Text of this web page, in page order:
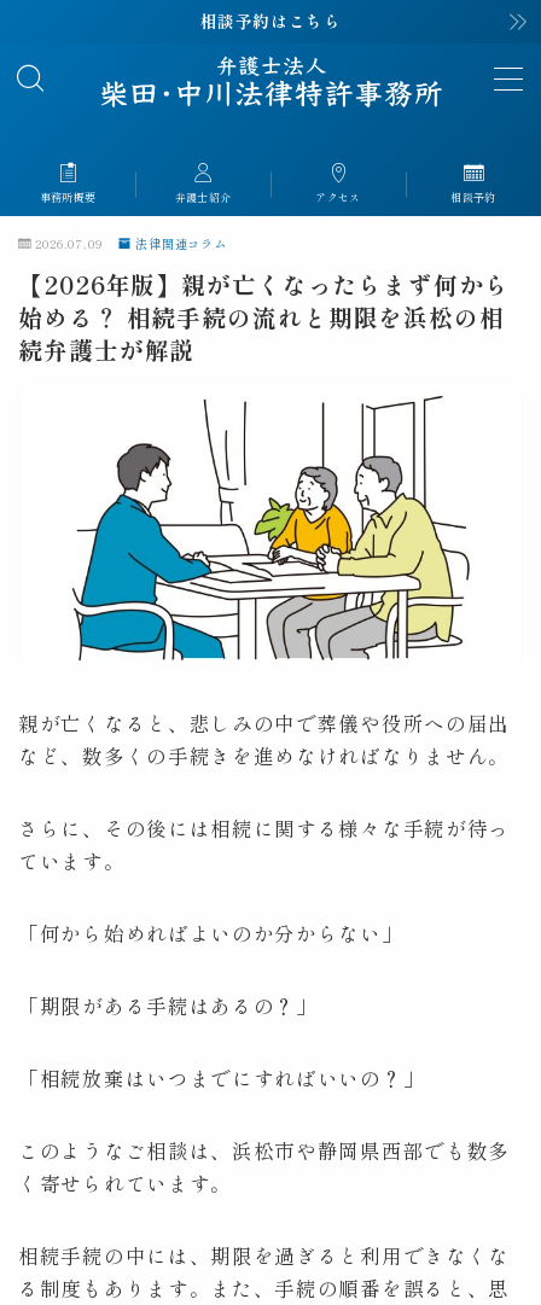
相談予約はこちら
MENU
事務所概要 About
弁護士紹介 Profile
解決事例 Case
解決事例｜離婚
解決事例｜交通事故
解決事例｜労災
解決事例｜刑事事件
顧問契約 Counsel
Fee
取扱分野 Practice
コラム
相談予約 Contact
Tel:053-450-3055
事務所概要 弁護士紹介 アクセス 相談予約
2026.07.09 法律関連コラム
【2026年版】親が亡くなったらまず何から
始める？ 相続手続の流れと期限を浜松の相
続弁護士が解説
親が亡くなると、悲しみの中で葬儀や役所への届出
など、数多くの手続きを進めなければなりません。
さらに、その後には相続に関する様々な手続が待っ
ています。
「何から始めればよいのか分からない」
「期限がある手続はあるの？」
「相続放棄はいつまでにすればいいの？」
このようなご相談は、浜松市や静岡県西部でも数多
く寄せられています。
相続手続の中には、期限を過ぎると利用できなくな
る制度もあります。また、手続の順番を誤ると、思